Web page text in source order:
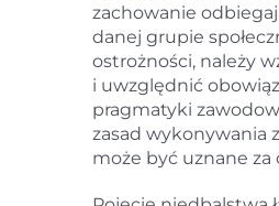
zachowanie
danej grupie
ostrożności, należy
i uwzględnić
pragmatyki
zasad wykonywania
może być uznane